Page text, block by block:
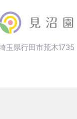
玉県行田市荒木1735